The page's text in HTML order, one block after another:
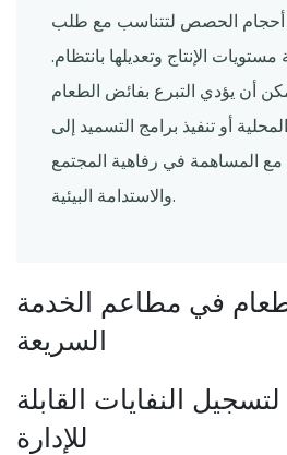
أحجام الحصص لتتناسب مع طلب
مستويات الإنتاج وتعديلها بانتظام.
أن يؤدي التبرع بفائض الطعام
أو تنفيذ برامج التسميد إلى
مع المساهمة في رفاهية المجتمع
والاستدامة البيئية.
في مطاعم الخدمة
السريعة
النفايات القابلة
للإدارة